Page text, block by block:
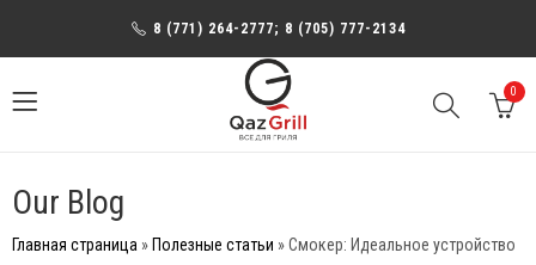
8 (771) 264-2777; 8 (705) 777-2134
0
Our Blog
Главная страница » Полезные статьи »Смокер: Идеальное устройство